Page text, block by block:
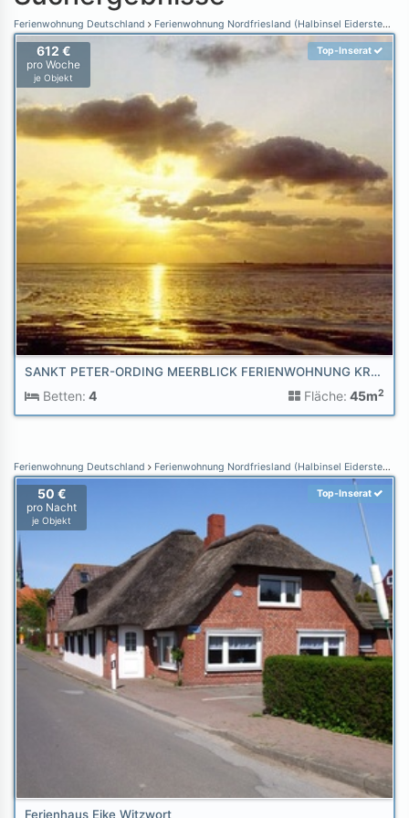
Ferienwohnung Deutschland Ferienwohnung Nordfriesland (Halbinsel Eiderstedt)
612 €
pro Woche
je Objekt
Top-Inserat
SANKT PETER-ORDING MEERBLICK FERIENWOHNUNG KRANICH AM STRAND
Betten: 4 Fläche: 45m2
Ferienwohnung Deutschland Ferienwohnung Nordfriesland (Halbinsel Eiderstedt)
50 €
pro Nacht
je Objekt
Top-Inserat
Ferienhaus Eike Witzwort